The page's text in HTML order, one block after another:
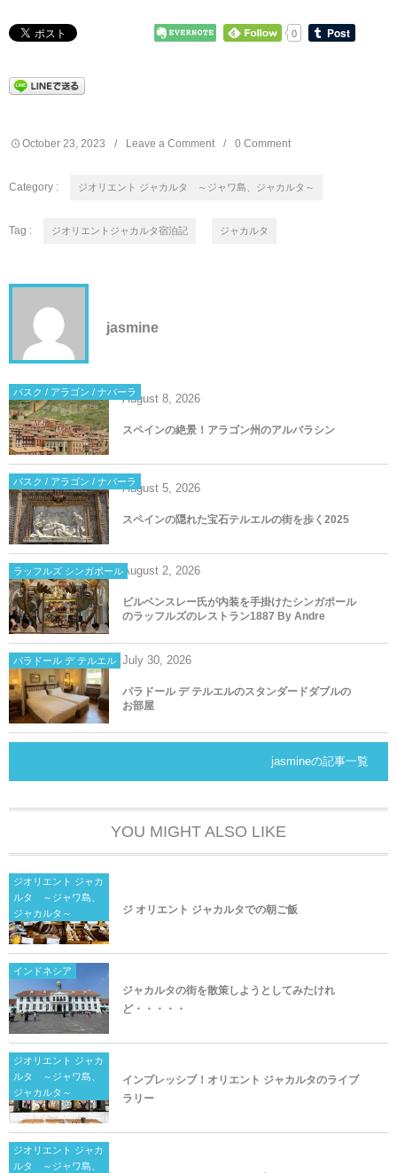
0
October 23 2023 Leave a Comment 0 Comment
Category : ジオリエント ジャカルタ ～ジャワ島、ジャカルタ～
Tag : ジオリエントジャカルタ宿泊記 ジャカルタ
jasmine
バスク / アラゴン / ナバーラAugust 8 2026
スペインの絶景！アラゴン州のアルバラシン
バスク / アラゴン / ナバーラAugust 5 2026
スペインの隠れた宝石テルエルの街を歩く2025
ラッフルズ シンガポールAugust 2 2026
ビルベンスレー氏が内装を手掛けたシンガポール
のラッフルズのレストラン1887 By Andre
パラドール デ テルエル July 30 2026
パラドール デ テルエルのスタンダードダブルの
お部屋
jasmineの記事一覧
YOU MIGHT ALSO LIKE
ジオリエント ジャカ
ルタ ～ジャワ島、
ジャカルタ～
ジ オリエント ジャカルタでの朝ご飯
インドネシア
ジャカルタの街を散策しようとしてみたけれ
ど・・・・・
ジオリエント ジャカ
ルタ ～ジャワ島、
ジャカルタ～
インプレッシブ！オリエント ジャカルタのライブ
ラリー
ジオリエント ジャカ
ルタ ～ジャワ島、